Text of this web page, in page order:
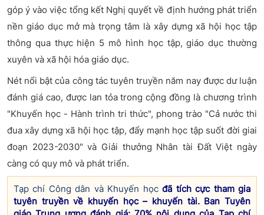
góp ý vào việc tổng kết Nghị quyết về định hướng phát triển
nền giáo dục mở mà trọng tâm là xây dựng xã hội học tập
thông qua thực hiện 5 mô hình học tập, giáo dục thường
xuyên và xã hội hóa giáo dục.
Nét nổi bật của công tác tuyên truyền năm nay được dư luận
đánh giá cao, được lan tỏa trong cộng đồng là chương trình
"Khuyến học - Hành trình tri thức", phong trào "Cả nước thi
đua xây dựng xã hội học tập, đẩy mạnh học tập suốt đời giai
đoạn 2023-2030" và Giải thưởng Nhân tài Đất Việt ngày
càng có quy mô và phát triển.
Tạp chí Công dân và Khuyến học đã tích cực tham gia
tuyên truyền về khuyến học – khuyến tài. Ban Tuyên